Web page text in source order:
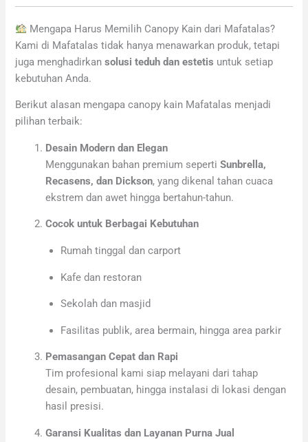
Mengapa Harus Memilih Canopy Kain dari Mafatalas?
Kami di Mafatalas tidak hanya menawarkan produk, tetapi
juga menghadirkansolusi teduh dan estetis untuk setiap
kebutuhan Anda.
Berikut alasan mengapa canopy kain Mafatalas menjadi
pilihan terbaik:
Desain Modern dan Elegan
Menggunakan bahan premium sepertiSunbrella,
Recasens, dan Dickson, yang dikenal tahan cuaca
ekstrem dan awet hingga bertahun-tahun.
Cocok untuk Berbagai Kebutuhan
Rumah tinggal dan carport
Kafe dan restoran
Sekolah dan masjid
Fasilitas publik, area bermain, hingga area parkir
Pemasangan Cepat dan Rapi
Tim profesional kami siap melayani dari tahap
desain, pembuatan, hingga instalasi di lokasi dengan
hasil presisi.
Garansi Kualitas dan Layanan Purna Jual